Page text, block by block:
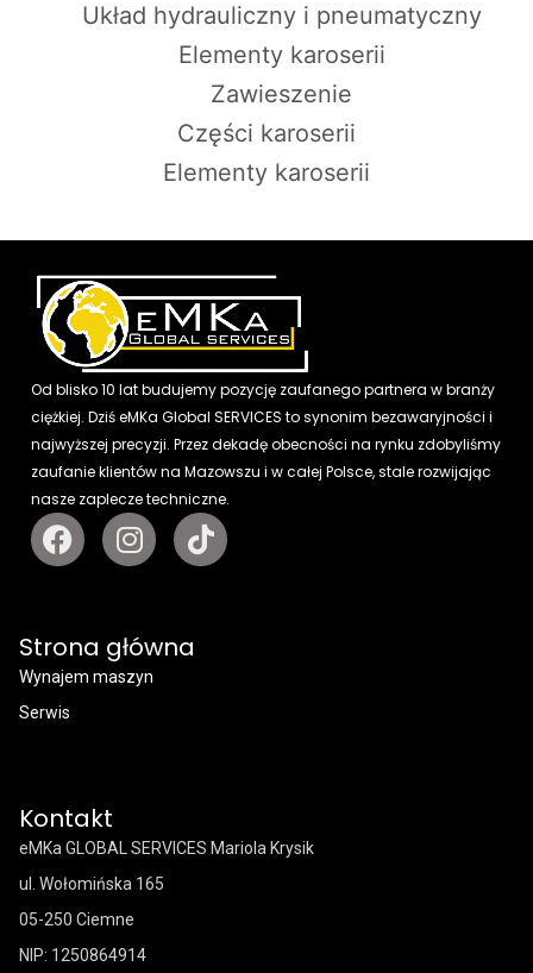
Układ hydrauliczny i pneumatyczny
Elementy karoserii
Zawieszenie
Części karoserii
Elementy karoserii
Od blisko 10 lat budujemy pozycję zaufanego partnera w branży
ciężkiej. Dziś eMKa Global SERVICES to synonim bezawaryjności i
najwyższej precyzji. Przez dekadę obecności na rynku zdobyliśmy
zaufanie klientów na Mazowszu i w całej Polsce, stale rozwijając
nasze zaplecze techniczne.
Strona główna
Wynajem maszyn
Serwis
Kontakt
eMKa GLOBAL SERVICES Mariola Krysik
ul. Wołomińska 165
05-250 Ciemne
NIP: 1250864914